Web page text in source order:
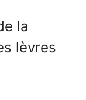
la
lèvres